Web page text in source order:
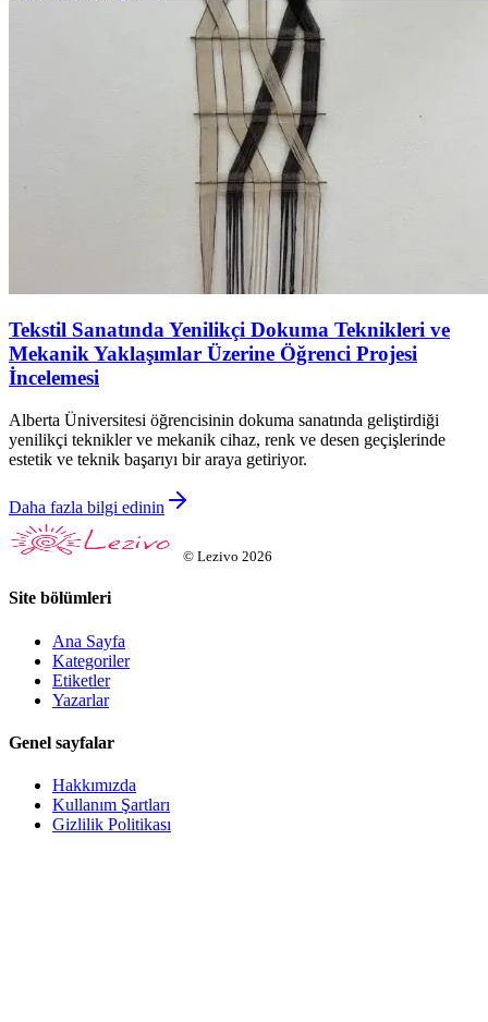
Tekstil Sanatında Yenilikçi Dokuma Teknikleri ve
Mekanik Yaklaşımlar Üzerine Öğrenci Projesi
İncelemesi
Alberta Üniversitesi öğrencisinin dokuma sanatında geliştirdiği
yenilikçi teknikler ve mekanik cihaz, renk ve desen geçişlerinde
estetik ve teknik başarıyı bir araya getiriyor.
Daha fazla bilgi edinin
© Lezivo 2026
Site bölümleri
Ana Sayfa
Kategoriler
Etiketler
Yazarlar
Genel sayfalar
Hakkımızda
Kullanım Şartları
Gizlilik Politikası